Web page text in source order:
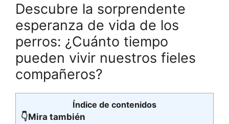
Descubre la sorprendente
esperanza de vida de los
perros: ¿Cuánto tiempo
pueden vivir nuestros fieles
compañeros?
Índice de contenidos
👇Mira también